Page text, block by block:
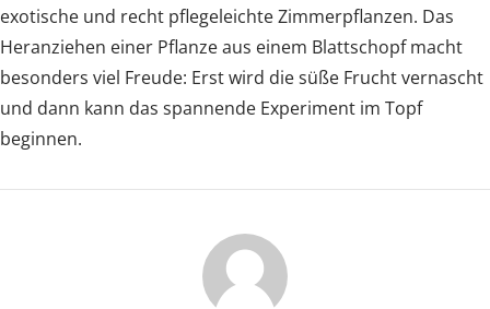
exotische und recht pflegeleichte Zimmerpflanzen. Das
Heranziehen einer Pflanze aus einem Blattschopf macht
besonders viel Freude: Erst wird die süße Frucht vernascht
und dann kann das spannende Experiment im Topf
beginnen.